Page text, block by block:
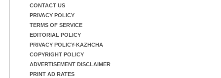
CONTACT US
PRIVACY POLICY
TERMS OF SERVICE
EDITORIAL POLICY
PRIVACY POLICY-KAZHCHA
COPYRIGHT POLICY
ADVERTISEMENT DISCLAIMER
PRINT AD RATES